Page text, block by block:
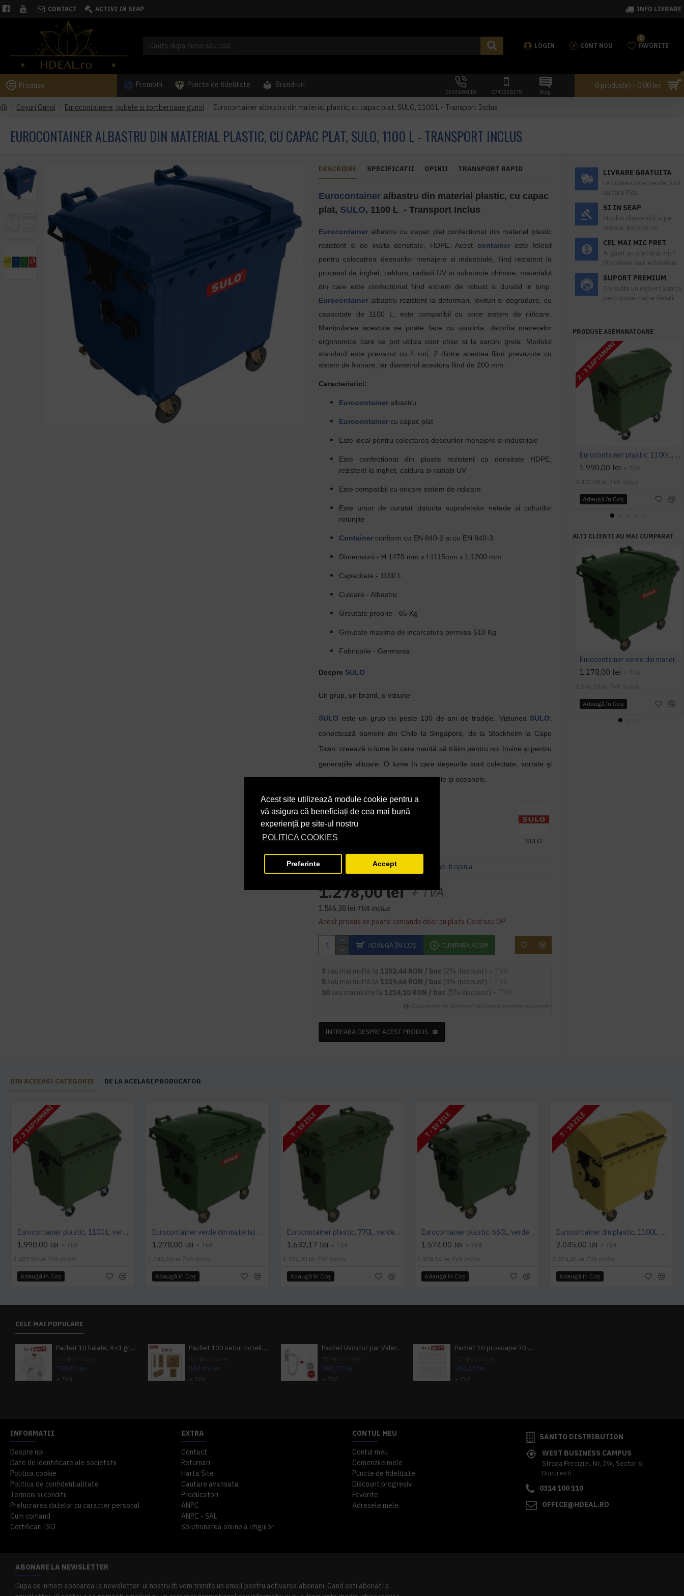
Acest site utilizează module cookie pentru a
vă asigura că beneficiați de cea mai bună
experiență pe site-ul nostru
POLITICA COOKIES
Preferinte Accept
CONTACT ACTIVI IN SEAP INFO LIVRARE
LOGIN CONT NOU FAVORITE
0
Produse Promotii Puncte de fidelitate Brand-uri
0314100110 0740230170 Blog
0 produs(e) - 0,00 lei
Coşuri Gunoi Eurocontainere, pubele si tomberoane gunoi Eurocontainer albastru din material plastic, cu capac plat, SULO, 1100 L - Transport Inclus
EUROCONTAINER ALBASTRU DIN MATERIAL PLASTIC, CU CAPAC PLAT, SULO, 1100 L - TRANSPORT INCLUS
DESCRIERE SPECIFICATII OPINII TRANSPORT RAPID
Eurocontainer albastru din material plastic, cu capac
plat, SULO, 1100 L - Transport Inclus
Eurocontainer albastru cu capac plat confectionat din material plastic
rezistent si de inalta densitate, HDPE. Acest containereste folosit
pentru colecatrea deseurilor menajere si industriale, fiind rezistent la
procesul de inghet, caldura, radiatii UV si substante chimice; materialul
din care este confectionat fiind extrem de robust si durabil in timp.
Eurocontainer albastru rezistent la deformari, lovituri si degradare, cu
capacitate de 1100 L, este compatibil cu orice sistem de ridicare.
Manipularea acestuia se poate face cu usurinta, datorita manerelor
ergonomice care se pot utiliza usor chiar si la sarcini grele . Modelul
standard este prevazut cu 4 roti, 2 dintre acestea fiind prevazute cu
sistem de franare, iar diametrul acestora fiind de 200 mm.
Caracteristici:
Eurocontainer albastru
Eurocontainer cu capac plat
Este ideal pentru colectarea deseurilor menajere si industriale
Este confectionat din plastic rezistent cu densitate HDPE;
rezistent la inghet, caldura si radiatii UV
Este compatibil cu oricare sistem de ridicare
Este ursor de curatat datorita suprafetelor netede si colturilor
rotunjite
Container conform cu EN 840-2 si cu EN 840-3
Dimensiuni - H 1470 mm x l 1115mm x L 1200 mm
Capacitate - 1100 L
Culoare - Albastru
Greutate proprie - 65 Kg
Greutate maxima de incarcatura permisa 510 Kg
Fabricatie - Germania.
Despre SULO
Un grup, un brand, o viziune
SULO este un grup cu peste 130 de ani de tradiție. Viziunea SULO:
conectează oamenii din Chile la Singapore, de la Stockholm la Cape
Town: creează o lume în care merită să trăim pentru noi înșine și pentru
generațiile viitoare. O lume în care deșeurile sunt colectate, sortate și
reciclate înainte de a ne polua peisajele și oceanele.
DISPONIBILITATE: În Stoc
COD PRODUS: MEV0013-1S
SULO
Bazată pe 3 note. Spune-ţi opinia
1.278,00 lei+ TVA
1.546,38 lei TVA inclus
Acest produs se poate comanda doar cu plata Card sau OP
ADAUGĂ ÎN COŞ CUMPARA ACUM
3 sau mai multe la 1252,44 RON / buc (2% discount)
5 sau mai multe la 1239,66 RON / buc (3% discount)
10 sau mai multe la 1214,10 RON / buc (5% discount)
INTREABA DESPRE ACEST PRODUS
LIVRARE GRATUITA
La comenzi de peste 550
lei fara TVA.
SI IN SEAP
Produs disponibil si pe
www.e-licitatie.ro
CEL MAI MIC PRET
Ai gasit un pret mai mic?
Promitem sa il echivalam.
SUPORT PREMIUM
Consulta un expert Sanito
pentru mai multe detalii
PRODUSE ASEMANATOARE
2 - 3 SAPTAMANI
Eurocontainer plastic, 1100 L, verde, capac rotund - Transport Inclus
1.990,00 lei + TVA
2.407,90 lei TVA inclus
Adaugă în Coş
ALTI CLIENTI AU MAI CUMPARAT
Eurocontainer verde din material plastic, cu capac plat, SULO, 1100 l - Transport Inclus
1.278,00 lei + TVA
1.546,38 lei TVA inclus
Adaugă în Coş
DIN ACEEASI CATEGORIE DE LA ACELASI PRODUCATOR
2 - 3 SAPTAMANI
Eurocontainer plastic, 1100 L, verde, capac rotund - Transport Inclus
1.990,00 lei + TVA
2.407,90 lei TVA inclus
Adaugă în Coş
Eurocontainer verde din material plastic, cu capac plat, SULO, 1100 l - Transport Inclus
1.278,00 lei + TVA
1.546,38 lei TVA inclus
Adaugă în Coş
7 - 10 ZILE
Eurocontainer plastic, 770L, verde, capac plat- Transport Inclus
1.632,17 lei + TVA
1.974,93 lei TVA inclus
Adaugă în Coş
7 - 10 ZILE
Eurocontainer plastic, 660L, verde, capac plat, Europlast - Transport Inclus
1.574,00 lei + TVA
1.904,54 lei TVA inclus
Adaugă în Coş
7 - 10 ZILE
Eurocontainer din plastic, 1100L, galben, cu capac rotund - Transport Inclus
2.045,00 lei + TVA
2.474,45 lei TVA inclus
Adaugă în Coş
CELE MAI POPULARE
Pachet 10 halate, 9+1 gratuit
755,82 lei
+ TVA
Pachet 100 seturi hoteliere, set dentar, set barbierit, casca de dus, pila unghii, set cusut
533,69 lei
+ TVA
Pachet Uscator par Valera Action Super Plus + GRATUIT Sampon si gel de dus Tork
300,72 lei
+ TVA
Pachet 10 prosoape 70 x 140cm 9 + 1 gratuit
282,33 lei
+ TVA
INFORMATII
Despre noi
Date de identificare ale societatii
Politica cookie
Politica de confidentialitate
Termeni si conditii
Prelucrarea datelor cu caracter personal
Cum comand
Certificari ISO
EXTRA
Contact
Returnari
Harta Site
Cautare avansata
Producatori
ANPC
ANPC - SAL
Solutionarea online a litigiilor
CONTUL MEU
Contul meu
Comenzile mele
Puncte de fidelitate
Discount progresiv
Favorite
Adresele mele
SANITO DISTRIBUTION
WEST BUSINESS CAMPUS
Strada Preciziei, Nr, 3W, Sector 6,
Bucuresti
0314 100 110
OFFICE@HDEAL.RO
ABONARE LA NEWSLETTER
Dupa ce initiezi abonarea la newsletter-ul nostru iti vom trimite un email pentru activarea abonarii. Cand esti abonat la